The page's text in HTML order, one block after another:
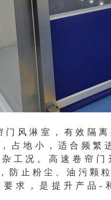
门风淋室，有效隔
占地小，适合频繁
工况。高速卷帘
防止粉尘、油污颗
求，是提升产品-